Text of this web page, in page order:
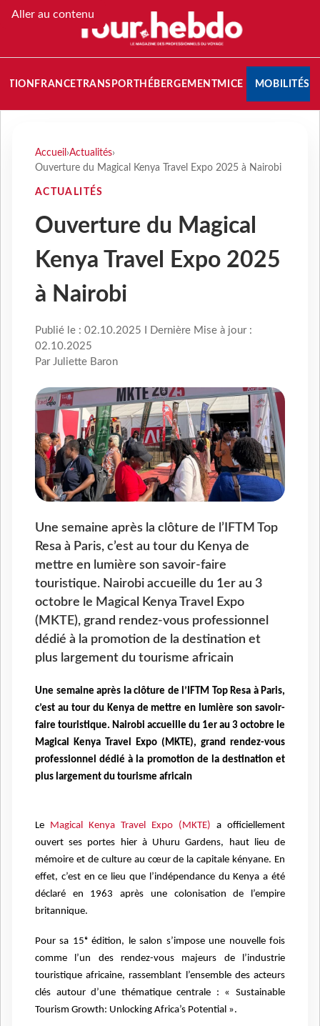
Aller au contenu
FRANCETRANSPORT HÉBERGEMENTMICE MOBILITÉS
Accueil ›Actualités›
Ouverture du Magical Kenya Travel Expo 2025 à Nairobi
ACTUALITÉS
Ouverture du Magical
Kenya Travel Expo 2025
à Nairobi
Publié le : 02.10.2025 I Dernière Mise à jour :
02.10.2025
Par Juliette Baron
Une semaine après la clôture de l’IFTM Top
Resa à Paris, c’est au tour du Kenya de
mettre en lumière son savoir-faire
touristique. Nairobi accueille du 1er au 3
octobre le Magical Kenya Travel Expo
(MKTE), grand rendez-vous professionnel
dédié à la promotion de la destination et
plus largement du tourisme africain
Une semaine après la clôture de l’IFTM Top Resa à Paris,
c’est au tour du Kenya de mettre en lumière son savoir-
faire touristique. Nairobi accueille du 1er au 3 octobre le
Magical Kenya Travel Expo (MKTE), grand rendez-vous
professionnel dédié à la promotion de la destination et
plus largement du tourisme africain
Le Magical Kenya Travel Expo (MKTE) a officiellement
ouvert ses portes hier à Uhuru Gardens, haut lieu de
mémoire et de culture au cœur de la capitale kényane. En
effet, c’est en ce lieu que l’indépendance du Kenya a été
déclaré en 1963 après une colonisation de l’empire
britannique.
Pour sa 15ᵉ édition, le salon s’impose une nouvelle fois
comme l’un des rendez-vous majeurs de l’industrie
touristique africaine, rassemblant l’ensemble des acteurs
clés autour d’une thématique centrale : « Sustainable
Tourism Growth: Unlocking Africa’s Potential ».